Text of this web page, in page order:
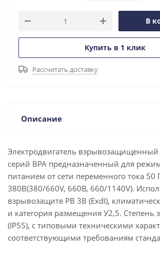
В
Купить в 1 клик
Рассчитать доставку
Описание
Электродвигатель
серий ВРА предназначенный для
питанием от сети переменного тока
380В(380/660V, 660В, 660/1140V).
взрывозащите РВ 3В (ExdI),
и категория размещения У2,5. Степень
(IP55), с типовыми техническими
соответствующими требованиям